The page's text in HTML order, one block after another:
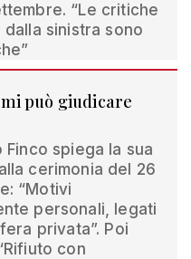
“Le critiche
sinistra sono
può giudicare
Finco spiega la sua
cerimonia del 26
“Motivi
personali, legati
privata”. Poi
con